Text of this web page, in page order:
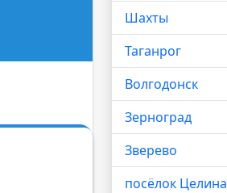
Шахты
Таганрог
Волгодонск
Зерноград
Зверево
посёлок Целина